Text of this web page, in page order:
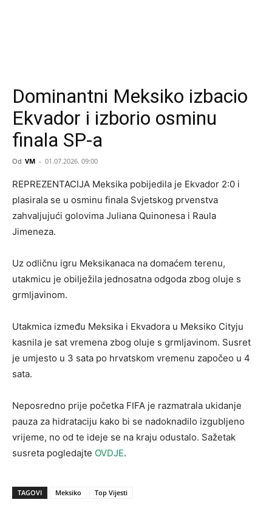
Dominantni Meksiko izbacio
Ekvador i izborio osminu
finala SP-a
Od VM - 01.07.2026. 09:00
REPREZENTACIJA Meksika pobijedila je Ekvador 2:0 i
plasirala se u osminu finala Svjetskog prvenstva
zahvaljujući golovima Juliana Quinonesa i Raula
Jimeneza.
Uz odličnu igru Meksikanaca na domaćem terenu,
utakmicu je obilježila jednosatna odgoda zbog oluje s
grmljavinom.
Utakmica između Meksika i Ekvadora u Meksiko Cityju
kasnila je sat vremena zbog oluje s grmljavinom. Susret
je umjesto u 3 sata po hrvatskom vremenu započeo u 4
sata.
Neposredno prije početka FIFA je razmatrala ukidanje
pauza za hidrataciju kako bi se nadoknadilo izgubljeno
vrijeme, no od te ideje se na kraju odustalo. Sažetak
susreta pogledajte OVDJE.
TAGOVI Meksiko Top Vijesti